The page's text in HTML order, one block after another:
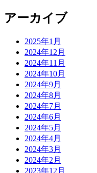
アーカイブ
2025年1月
2024年12月
2024年11月
2024年10月
2024年9月
2024年8月
2024年7月
2024年6月
2024年5月
2024年4月
2024年3月
2024年2月
2023年12月